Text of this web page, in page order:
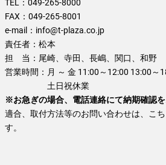
TEL： 049-265-8000
FAX： 049-265-8001
e-mail： info@t-plaza.co.jp
責任者： 松本
担 当： 尾崎、寺田、長嶋、関口、和野
営業時間： 月 ～ 金 11:00～12:00 13:00～
土日祝休業
※お急ぎの場合、電話連絡にて納期確認を
適合、取付方法等のお問い合わせは、こ
す。